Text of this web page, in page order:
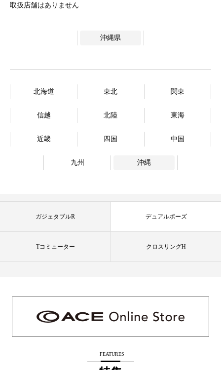
沖縄県
北海道 東北 関東
信越 北陸 東海
近畿 四国 中国
九州 沖縄
ガジェタブルR デュアルポーズ
Tコミューター クロスリングH
FEATURES